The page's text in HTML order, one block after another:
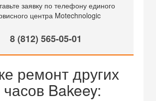
заявку по телефону единого
центра Motechnologic
8 (812) 565-05-01
ремонт других
Bakeey: